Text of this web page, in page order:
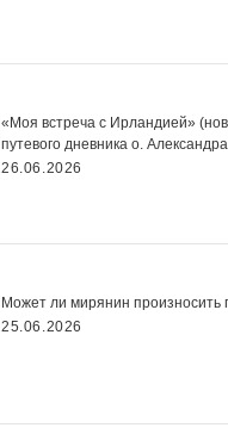
«Моя встреча с Ирландией»
путевого дневника о.
26.06.2026
Может ли мирянин произносить
25.06.2026